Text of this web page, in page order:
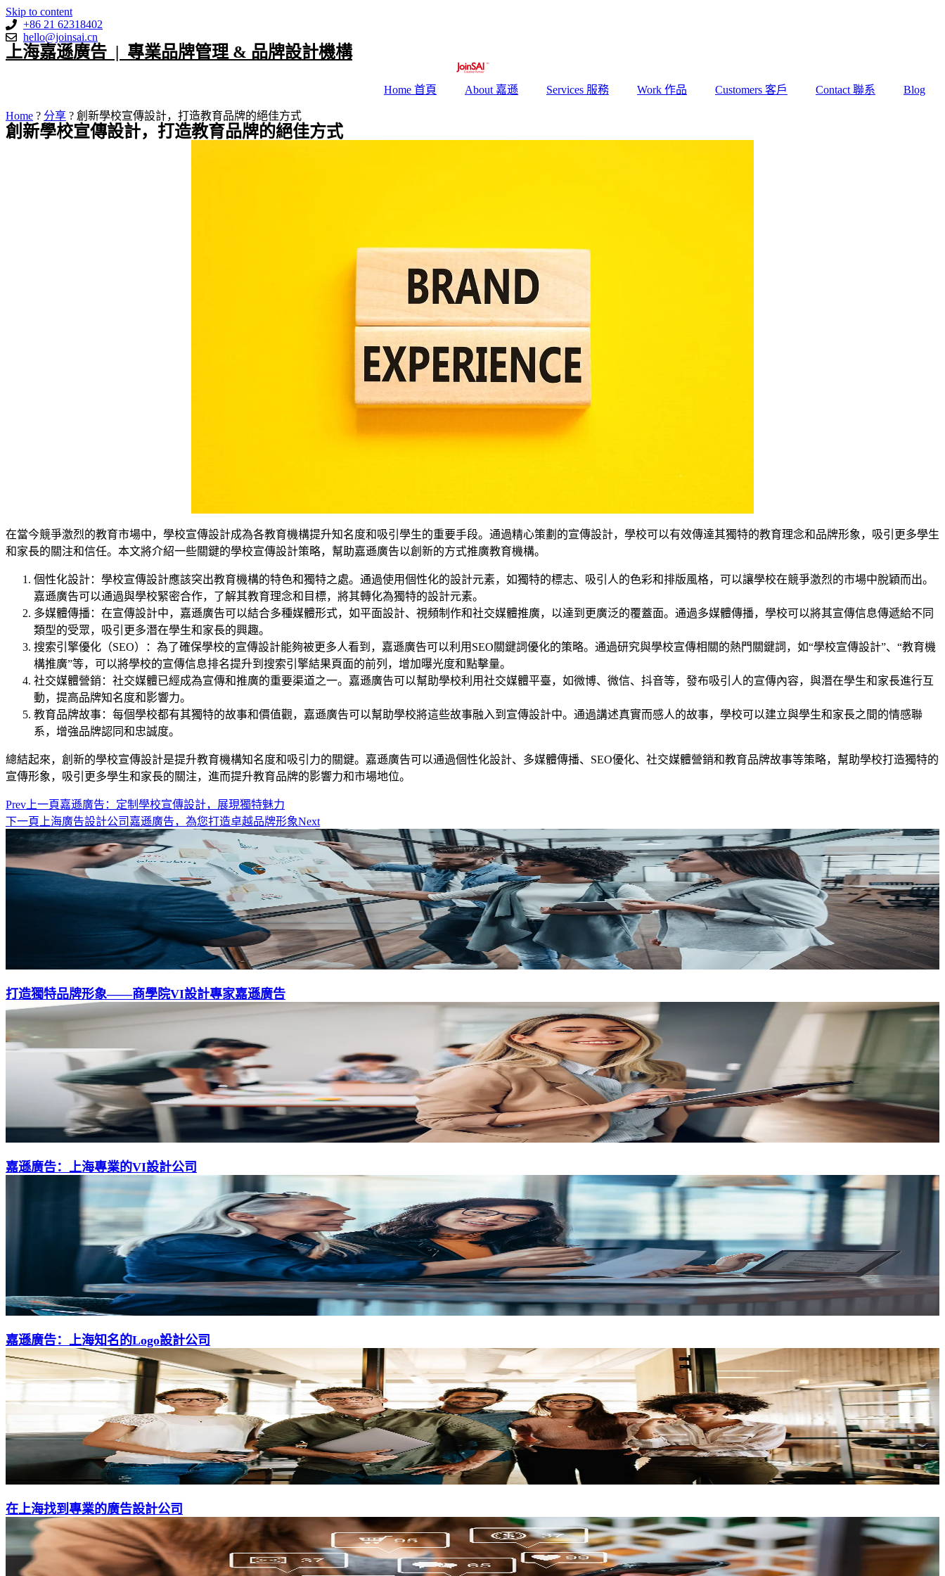
Skip to content
+86 21 62318402
hello@joinsai.cn
上海嘉遜廣告 | 專業品牌管理 & 品牌設計機構
Home 首頁 About 嘉遜 Services 服務 Work 作品 Customers 客戶 Contact 聯系 Blog
Home ? 分享 ? 創新學校宣傳設計，打造教育品牌的絕佳方式
創新學校宣傳設計，打造教育品牌的絕佳方式
在當今競爭激烈的教育市場中，學校宣傳設計成為各教育機構提升知名度和吸引學生的重要手段。通過精心策劃的宣傳設計，學校可以有效傳達其獨特的教育理念和品牌形象，吸引更多學生
和家長的關注和信任。本文將介紹一些關鍵的學校宣傳設計策略，幫助嘉遜廣告以創新的方式推廣教育機構。
個性化設計：學校宣傳設計應該突出教育機構的特色和獨特之處。通過使用個性化的設計元素，如獨特的標志、吸引人的色彩和排版風格，可以讓學校在競爭激烈的市場中脫穎而出。
嘉遜廣告可以通過與學校緊密合作，了解其教育理念和目標，將其轉化為獨特的設計元素。
多媒體傳播：在宣傳設計中，嘉遜廣告可以結合多種媒體形式，如平面設計、視頻制作和社交媒體推廣，以達到更廣泛的覆蓋面。通過多媒體傳播，學校可以將其宣傳信息傳遞給不同
類型的受眾，吸引更多潛在學生和家長的興趣。
搜索引擎優化（SEO）：為了確保學校的宣傳設計能夠被更多人看到，嘉遜廣告可以利用SEO關鍵詞優化的策略。通過研究與學校宣傳相關的熱門關鍵詞，如“學校宣傳設計”、“教育機
構推廣”等，可以將學校的宣傳信息排名提升到搜索引擎結果頁面的前列，增加曝光度和點擊量。
社交媒體營銷：社交媒體已經成為宣傳和推廣的重要渠道之一。嘉遜廣告可以幫助學校利用社交媒體平臺，如微博、微信、抖音等，發布吸引人的宣傳內容，與潛在學生和家長進行互
動，提高品牌知名度和影響力。
教育品牌故事：每個學校都有其獨特的故事和價值觀，嘉遜廣告可以幫助學校將這些故事融入到宣傳設計中。通過講述真實而感人的故事，學校可以建立與學生和家長之間的情感聯
系，增強品牌認同和忠誠度。
總結起來，創新的學校宣傳設計是提升教育機構知名度和吸引力的關鍵。嘉遜廣告可以通過個性化設計、多媒體傳播、SEO優化、社交媒體營銷和教育品牌故事等策略，幫助學校打造獨特的
宣傳形象，吸引更多學生和家長的關注，進而提升教育品牌的影響力和市場地位。
Prev 上一頁嘉遜廣告：定制學校宣傳設計，展現獨特魅力
下一頁 上海廣告設計公司嘉遜廣告，為您打造卓越品牌形象Next
打造獨特品牌形象——商學院VI設計專家嘉遜廣告
嘉遜廣告：上海專業的VI設計公司
嘉遜廣告：上海知名的Logo設計公司
在上海找到專業的廣告設計公司